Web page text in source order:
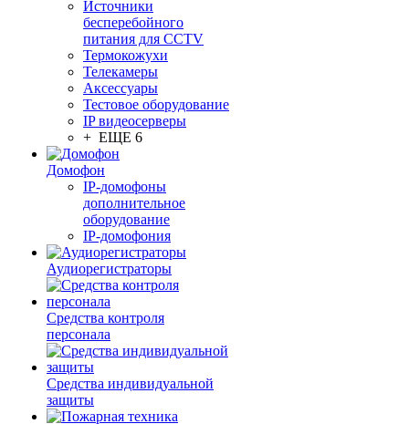
Источники
бесперебойного
питания для CCTV
Термокожухи
Телекамеры
Аксессуары
Тестовое оборудование
IP видеосерверы
+ ЕЩЕ 6
Домофон
IP-домофоны
дополнительное
оборудование
IP-домофония
Аудиорегистраторы
Средства контроля
персонала
Средства индивидуальной
защиты